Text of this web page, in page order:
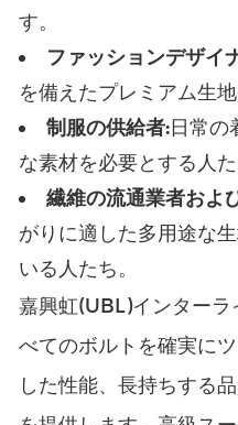
す。
ファッションデザイ
を備えたプレミアム生
制服の供給者:日常の
な素材を必要とする人た
繊維の流通業者およ
がりに適した多用途な
いる人たち。
嘉興虹(UBL)インター
べてのボルトを確実に
した性能、長持ちする